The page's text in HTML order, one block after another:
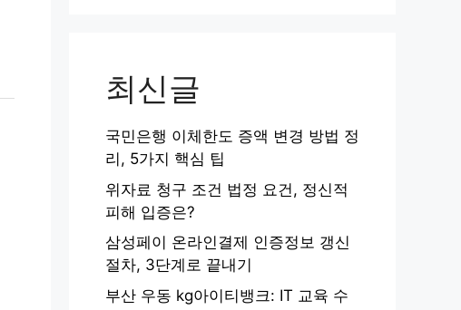
최신글
국민은행 이체한도 증액 변경 방법 정
리, 5가지 핵심 팁
위자료 청구 조건 법정 요건, 정신적
피해 입증은?
삼성페이 온라인결제 인증정보 갱신
절차, 3단계로 끝내기
부산 우동 kg아이티뱅크: IT 교육 수